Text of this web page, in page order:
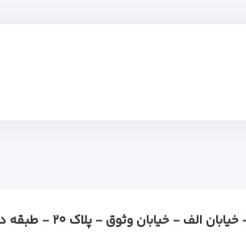
- خیابان وثوق - پلاک ۲۰ - طبقه دوم - واحد ۲۰۱